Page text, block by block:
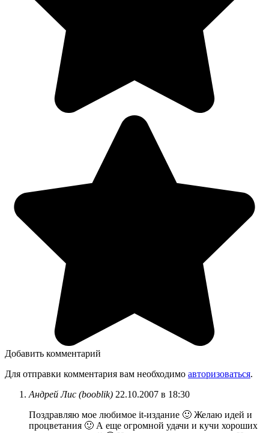
Добавить комментарий
Для отправки комментария вам необходимо авторизоваться.
Андрей Лис (booblik) 22.10.2007 в 18:30
Поздравляю мое любимое it-издание 🙂 Желаю идей и
процветания 🙂 А еще огромной удачи и кучи хороших